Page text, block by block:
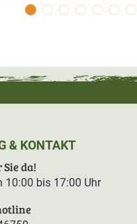
& KONTAKT
da!
10:00 bis 17:00 Uhr